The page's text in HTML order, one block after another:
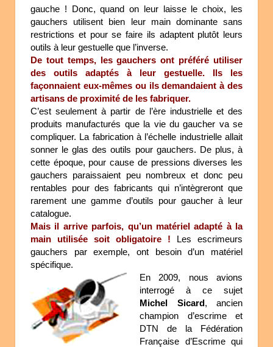
gauche ! Donc, quand on leur laisse le choix, les
gauchers utilisent bien leur main dominante sans
restrictions et pour se faire ils adaptent plutôt leurs
outils à leur gestuelle que l’inverse.
De tout temps, les gauchers ont préféré utiliser
des outils adaptés à leur gestuelle. Ils les
façonnaient eux-mêmes ou ils demandaientà des
artisans de proximité de les fabriquer.
C’est seulement à partir de l’ère industrielle et des
produits manufacturés que la vie du gaucher va se
compliquer. La fabrication à l’échelle industrielle allait
sonner le glas des outils pour gauchers. De plus, à
cette époque, pour cause de pressions diverses les
gauchers paraissaient peu nombreux et donc peu
rentables pour des fabricants qui n’intègreront que
rarement une gamme d’outils pour gaucher à leur
catalogue.
Mais il arrive parfois, qu’un matériel adapté à la
main utilisée soit obligatoire ! Les escrimeurs
gauchers par exemple, ont besoin d’un matériel
spécifique.
En 2009, nous avions
interrogé à ce sujet
Michel Sicard, ancien
champion d’escrime et
DTN de la Fédération
Française d’Escrime qui